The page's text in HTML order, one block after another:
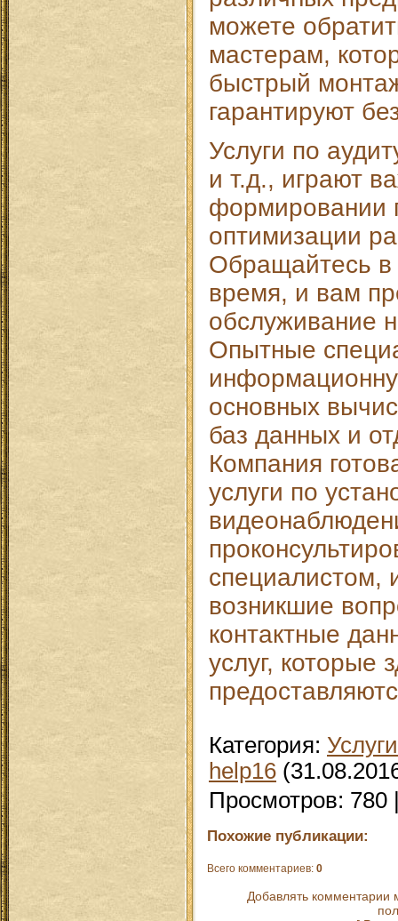
можете
мастерам,
быстрый
гарантируют
Услуги по
и т.д., играют
формировании
оптимизации
Обращайтесь
время, и вам
обслуживание
Опытные
основных
баз данных и
Компания
услуги по
специалистом,
возникшие
контактные
услуг, которые
Категория: Услуги
help16
Просмотров: 780
Похожие публикации:
Всего комментариев: 0
Добавлять комментарии